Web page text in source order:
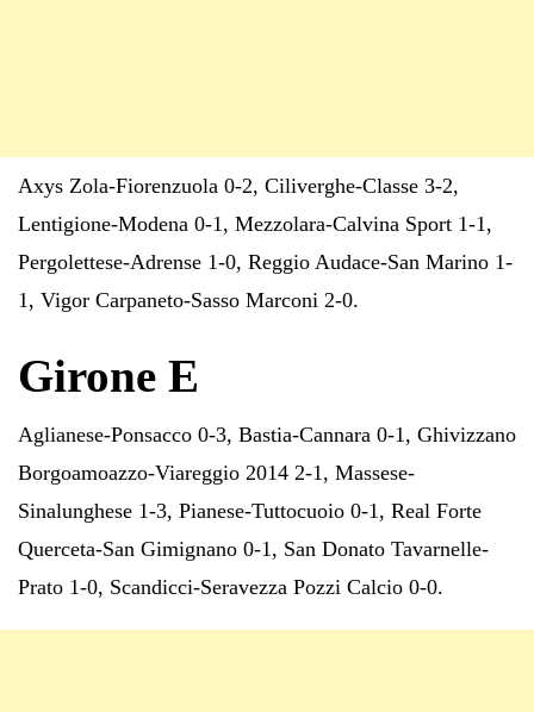
Axys Zola-Fiorenzuola 0-2, Ciliverghe-Classe 3-2,
Lentigione-Modena 0-1, Mezzolara-Calvina Sport 1-1,
Pergolettese-Adrense 1-0, Reggio Audace-San Marino 1-
1, Vigor Carpaneto-Sasso Marconi 2-0.
Girone E
Aglianese-Ponsacco 0-3, Bastia-Cannara 0-1, Ghivizzano
Borgoamoazzo-Viareggio 2014 2-1, Massese-
Sinalunghese 1-3, Pianese-Tuttocuoio 0-1, Real Forte
Querceta-San Gimignano 0-1, San Donato Tavarnelle-
Prato 1-0, Scandicci-Seravezza Pozzi Calcio 0-0.